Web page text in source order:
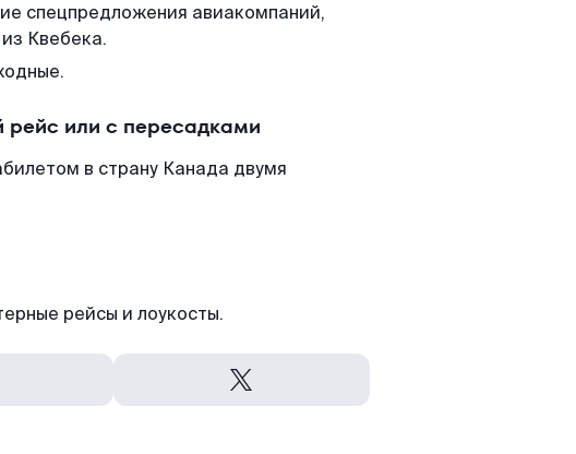
спецпредложения авиакомпаний,
Квебека.
рейс или с пересадками
в страну Канада двумя
рейсы и лоукосты.